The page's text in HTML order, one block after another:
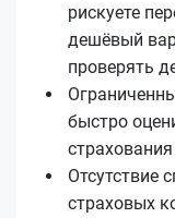
рискуете
дешёвый
проверять
быстро
Отсутствие
страховых